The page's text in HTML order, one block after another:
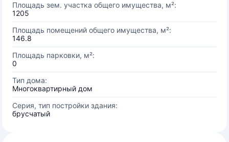
Площадь зем. участка общего имущества, м²:
1205
Площадь помещений общего имущества, м²:
146.8
Площадь парковки, м²:
0
Тип дома:
Многоквартирный дом
Серия, тип постройки здания:
брусчатый